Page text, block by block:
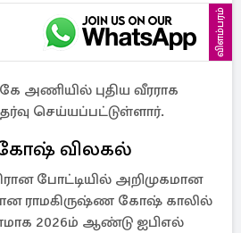
விளம்பரம்
அணியில் புதிய வீரராக
செய்யப்பட்டுள்ளார்.
கோஷ் விலகல்
போட்டியில் அறிமுகமான
ராமகிருஷ்ண கோஷ் காலில்
2026ம் ஆண்டு ஐபிஎல்